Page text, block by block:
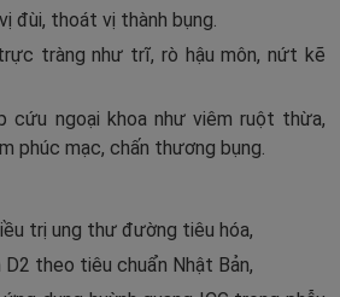
đùi, thoát vị thành bụng.
tràng như trĩ, rò hậu môn, nứt kẽ
cứu ngoại khoa như viêm ruột thừa,
phúc mạc, chấn thương bụng.
trị ung thư đường tiêu hóa,
theo tiêu chuẩn Nhật Bản,